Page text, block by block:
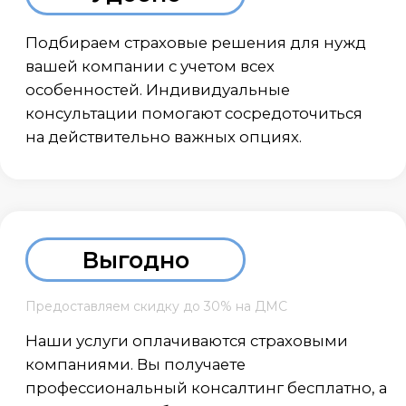
АРС страхование — это лучшая
консалтинговая компания по
подбору страховых программ для
юридических лиц